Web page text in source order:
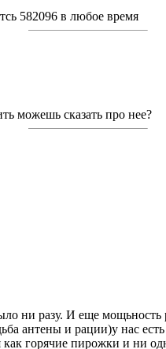
582096 в любое время
можешь сказать про нее?
ни разу. И еще
антены и рации)у нас
горячие пирожки и ни